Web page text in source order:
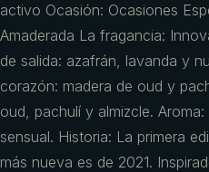
activo Ocasión: Ocasiones
Amaderada La fragancia:
de salida: azafrán, lavanda y
corazón: madera de oud y
oud, pachulí y almizcle.
sensual. Historia: La primera
más nueva es de 2021.